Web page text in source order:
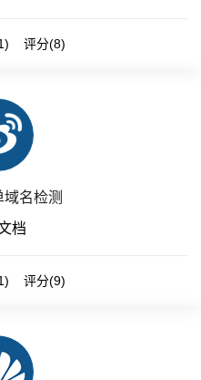
评分(8)
名检测
档
评分(9)